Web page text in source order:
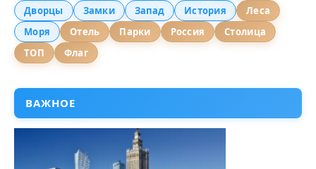
Дворцы
Замки Запад История
Леса
Моря
Отель Парки Россия
Столица
ТОП
Флаг
ВАЖНОЕ